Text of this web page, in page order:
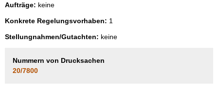
Aufträge: keine
Konkrete Regelungsvorhaben: 1
Stellungnahmen/Gutachten: keine
Nummern von Drucksachen
20/7800